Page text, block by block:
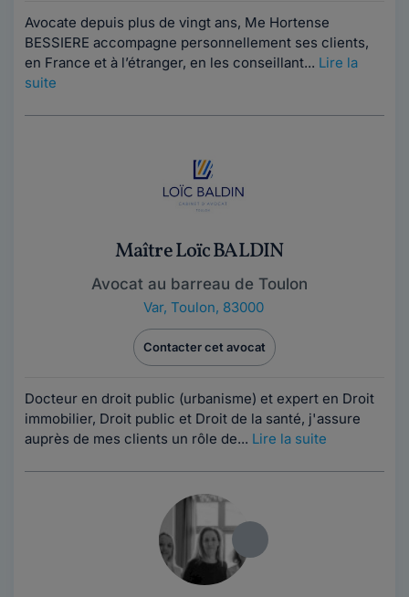
Avocate depuis plus de vingt ans, Me Hortense
BESSIERE accompagne personnellement ses clients,
en France et à l’étranger, en les conseillant... Lire la
suite
Maître Loïc BALDIN
Avocat au barreau de Toulon
Var, Toulon, 83000
Contacter cet avocat
Docteur en droit public (urbanisme) et expert en Droit
immobilier, Droit public et Droit de la santé, j'assure
auprès de mes clients un rôle de... Lire la suite